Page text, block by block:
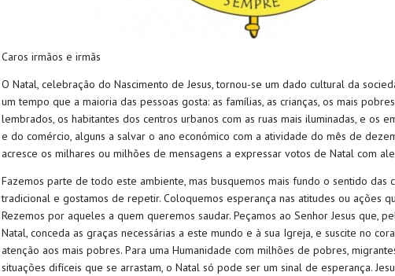
Caros irmãos e irmãs
O Natal, celebração do Nascimento de Jesus, tornou-se um dado cultural da
um tempo que a maioria das pessoas gosta: as famílias, as crianças, os mais
lembrados, os habitantes dos centros urbanos com as ruas mais iluminadas, e os
e do comércio, alguns a salvar o ano económico com a atividade do mês de
acresce os milhares ou milhões de mensagens a expressar votos de Natal com
Fazemos parte de todo este ambiente, mas busquemos mais fundo o sentido das
tradicional e gostamos de repetir. Coloquemos esperança nas atitudes ou ações
Rezemos por aqueles a quem queremos saudar. Peçamos ao Senhor Jesus que,
Natal, conceda as graças necessárias a este mundo e à sua Igreja, e suscite no
atenção aos mais pobres. Para uma Humanidade com milhões de pobres,
situações difíceis que se arrastam, o Natal só pode ser um sinal de esperança.